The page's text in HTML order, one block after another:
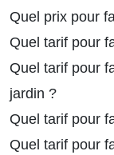
Quel prix pour
Quel tarif pour
Quel tarif pour
jardin ?
Quel tarif pour
Quel tarif pour